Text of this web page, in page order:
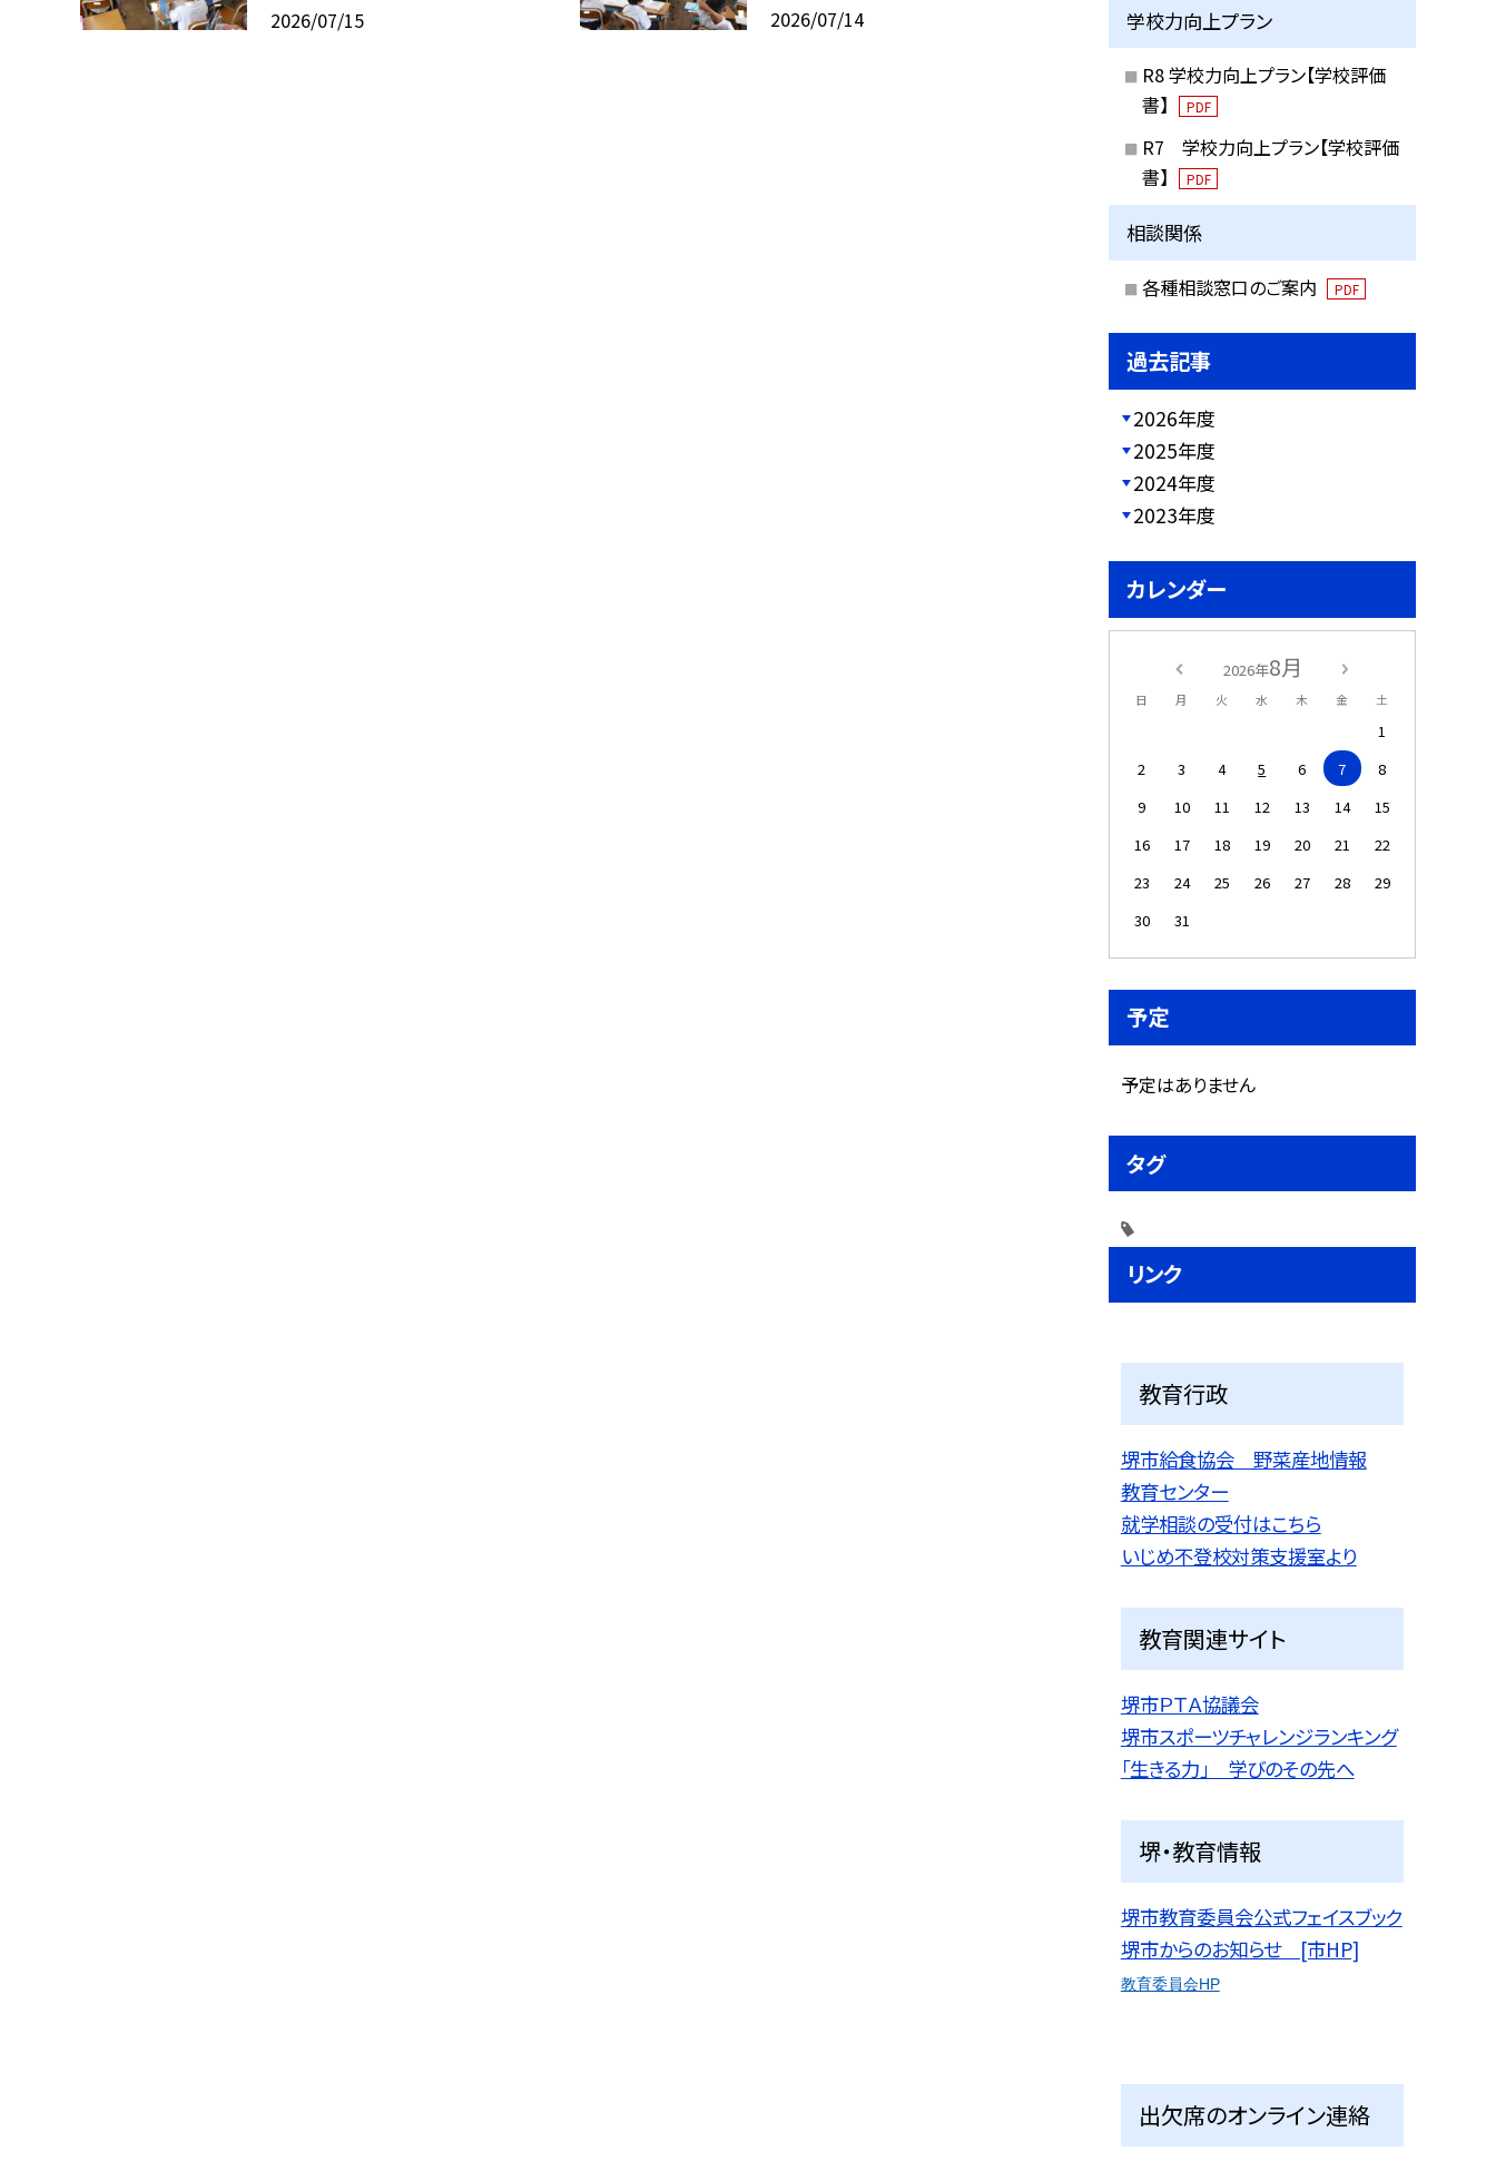
2026/07/15
2026/07/14 学校力向上プラン
R8 学校力向上プラン【学校評価
書】
PDF
R7 学校力向上プラン【学校評価
書】
PDF
相談関係
各種相談窓口のご案内 PDF
過去記事
2026年度
2025年度
2024年度
2023年度
カレンダー
2026年8月
日 月 火 水 木 金 土
1
2
3 4 5 6 7
8
9
10 11 12 13 14
15
16
17 18 19 20 21
22
23
24 25 26 27 28
29
30
31
予定
予定はありません
タグ
リンク
教育行政
堺市給食協会 野菜産地情報
教育センター
就学相談の受付はこちら
いじめ不登校対策支援室より
教育関連サイト
堺市ＰＴＡ協議会
堺市スポーツチャレンジランキング
「生きる力」 学びのその先へ
堺・教育情報
堺市教育委員会公式フェイスブック
堺市からのお知らせ [市HP]
教育委員会HP
出欠席のオンライン連絡